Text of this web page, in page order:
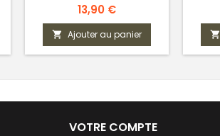
Prix
13,90 €
 Ajouter au panier 
VOTRE COMPTE